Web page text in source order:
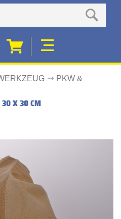
PKW &
30 X 30 CM